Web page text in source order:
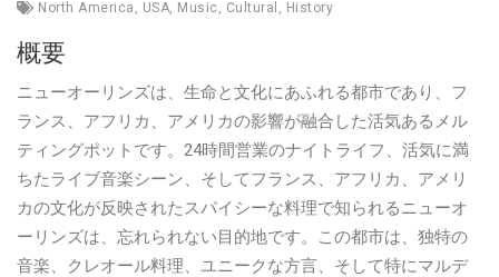
North America
USA Music Cultural History
概要
ニューオーリンズは、生命と文化にあふれる都市であり、フ
ランス、アフリカ、アメリカの影響が融合した活気あるメル
ティングポットです。24時間営業のナイトライフ、活気に満
ちたライブ音楽シーン、そしてフランス、アフリカ、アメリ
カの文化が反映されたスパイシーな料理で知られるニューオ
ーリンズは、忘れられない目的地です。この都市は、独特の
音楽、クレオール料理、ユニークな方言、そして特にマルデ